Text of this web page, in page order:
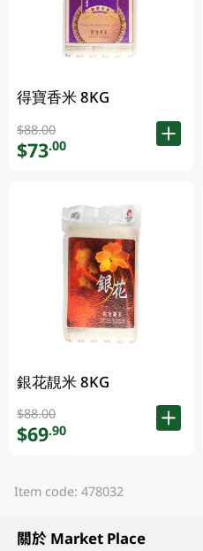
得寶香米 8KG
$88.00
$73.00
銀花靚米 8KG
$88.00
$69.90
Item code: 478032
關於 Market Place